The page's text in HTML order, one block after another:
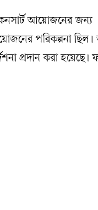
আয়োজনের জন্য
পরিকল্পনা ছিল।
প্রদান করা হয়েছে।